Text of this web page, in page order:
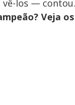
vê-los — contou.
Veja